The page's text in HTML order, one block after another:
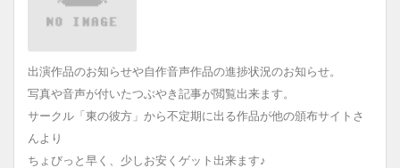
出演作品のお知らせや自作音声作品の進捗状況のお知らせ。
写真や音声が付いたつぶやき記事が閲覧出来ます。
サークル「東の彼方」から不定期に出る作品が他の頒布サイトさ
んより
ちょびっと早く、少しお安くゲット出来ます♪